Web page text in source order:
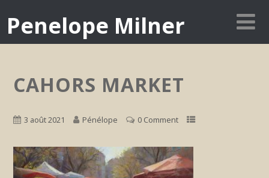
Penelope Milner
CAHORS MARKET
3 août 2021 Pénélope 0 Comment